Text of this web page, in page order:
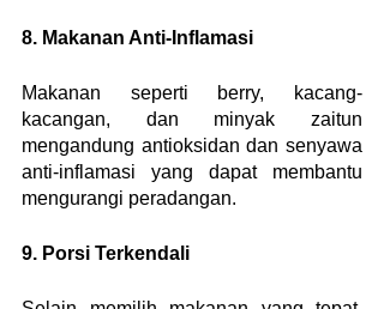
8. Makanan Anti-Inflamasi
Makanan seperti berry, kacang-
kacangan, dan minyak zaitun
mengandung antioksidan dan senyawa
anti-inflamasi yang dapat membantu
mengurangi peradangan.
9. Porsi Terkendali